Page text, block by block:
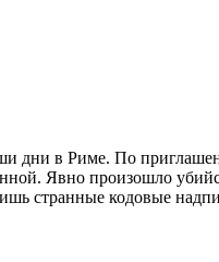
дни в Риме. По
Явно произошло
странные кодовые